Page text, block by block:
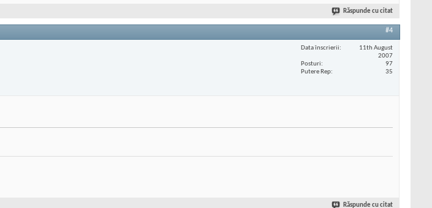
Răspunde cu citat
#4
Data înscrierii
11th August
2007
Posturi
97
Putere Rep
35
Răspunde cu citat